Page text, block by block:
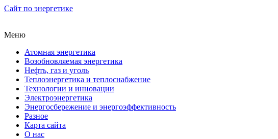
Сайт по энергетике
Меню
Атомная энергетика
Возобновляемая энергетика
Нефть, газ и уголь
Теплоэнергетика и теплоснабжение
Технологии и инновации
Электроэнергетика
Энергосбережение и энергоэффективность
Разное
Карта сайта
О нас